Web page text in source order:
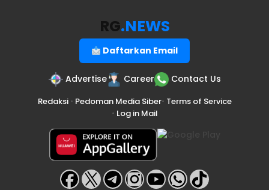
RG.NEWS
Daftarkan Email
Advertise Career Contact Us
Redaksi• Pedoman Media Siber• Terms of Service
• Log in Mail